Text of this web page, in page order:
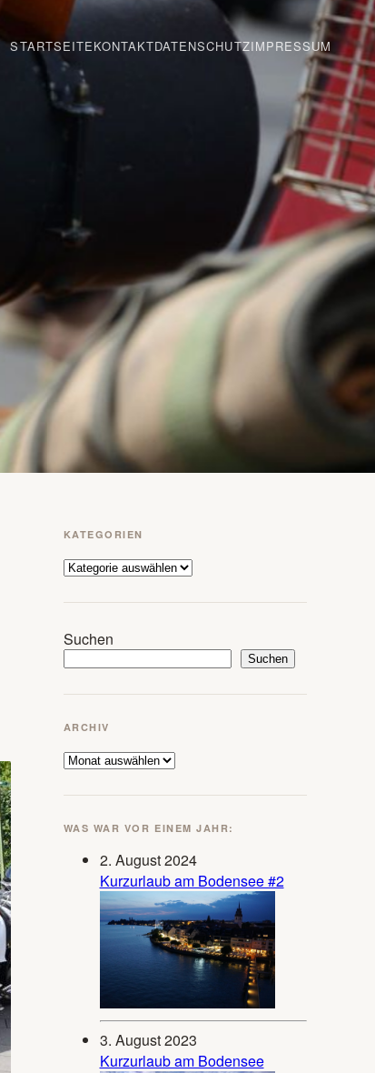
STARTSEITEKONTAKTDATENSCHUTZIMPRESSUM
KATEGORIEN
Kategorien
Suchen
Suchen
ARCHIV
Archiv
WAS WAR VOR EINEM JAHR:
2. August 2024
Kurzurlaub am Bodensee #2
3. August 2023
Kurzurlaub am Bodensee